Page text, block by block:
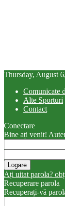
Thursday, August
Comunicate
Alte Sporturi
Contact
Conectare
Bine ați venit!
Ați uitat parola?
Recuperare parola
Recuperați-vă